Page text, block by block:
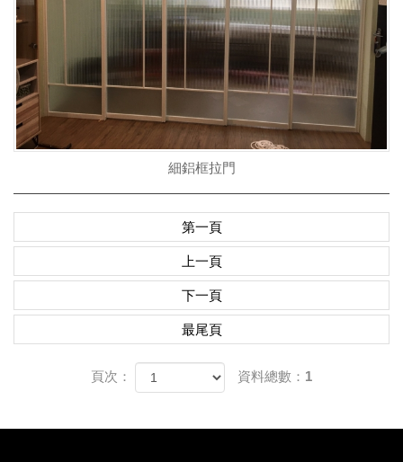
細鋁框拉門
第一頁
上一頁
下一頁
最尾頁
頁次： 資料總數：1